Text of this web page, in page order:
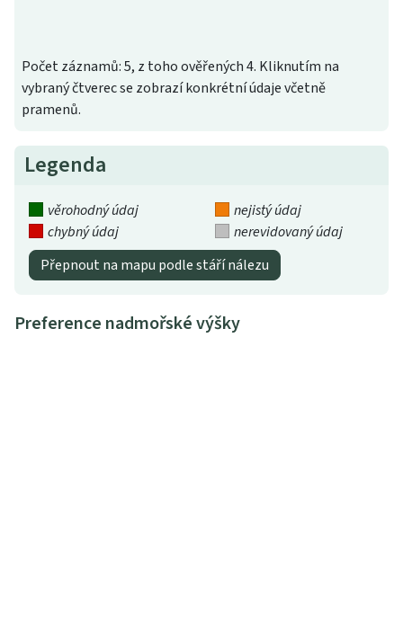
Počet záznamů: 5, z toho ověřených 4. Kliknutím na
vybraný čtverec se zobrazí konkrétní údaje včetně
pramenů.
Legenda
věrohodný údaj
nejistý údaj
chybný údaj
nerevidovaný údaj
Přepnout na mapu podle stáří nálezu
Preference nadmořské výšky